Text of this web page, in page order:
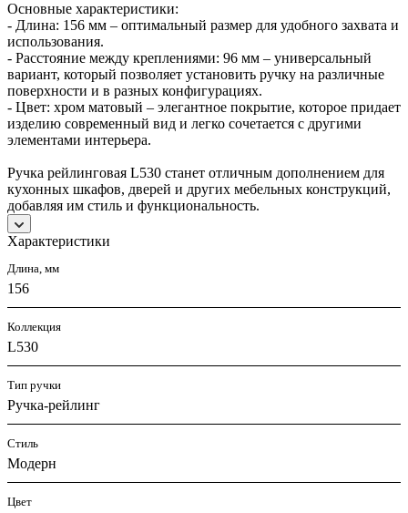
Основные характеристики:
- Длина: 156 мм – оптимальный размер для удобного захвата и
использования.
- Расстояние между креплениями: 96 мм – универсальный
вариант, который позволяет установить ручку на различные
поверхности и в разных конфигурациях.
- Цвет: хром матовый – элегантное покрытие, которое придает
изделию современный вид и легко сочетается с другими
элементами интерьера.
Ручка рейлинговая L530 станет отличным дополнением для
кухонных шкафов, дверей и других мебельных конструкций,
добавляя им стиль и функциональность.
Характеристики
Длина, мм
156
Коллекция
L530
Тип ручки
Ручка-рейлинг
Стиль
Модерн
Цвет